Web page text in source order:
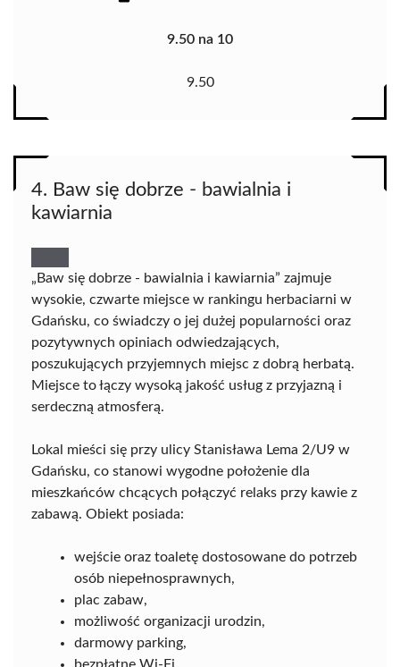
9.50 na 10
9.50
4. Baw się dobrze - bawialnia i
kawiarnia
„Baw się dobrze - bawialnia i kawiarnia” zajmuje
wysokie, czwarte miejsce w rankingu herbaciarni w
Gdańsku, co świadczy o jej dużej popularności oraz
pozytywnych opiniach odwiedzających,
poszukujących przyjemnych miejsc z dobrą herbatą.
Miejsce to łączy wysoką jakość usług z przyjazną i
serdeczną atmosferą.
Lokal mieści się przy ulicy Stanisława Lema 2/U9 w
Gdańsku, co stanowi wygodne położenie dla
mieszkańców chcących połączyć relaks przy kawie z
zabawą. Obiekt posiada:
wejście oraz toaletę dostosowane do potrzeb
osób niepełnosprawnych,
plac zabaw,
możliwość organizacji urodzin,
darmowy parking,